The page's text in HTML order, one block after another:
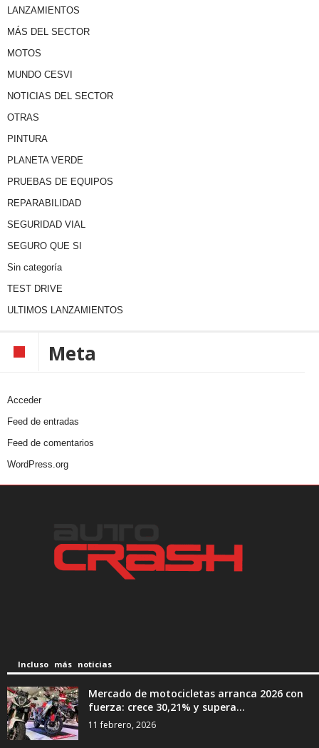
LANZAMIENTOS
MÁS DEL SECTOR
MOTOS
MUNDO CESVI
NOTICIAS DEL SECTOR
OTRAS
PINTURA
PLANETA VERDE
PRUEBAS DE EQUIPOS
REPARABILIDAD
SEGURIDAD VIAL
SEGURO QUE SI
Sin categoría
TEST DRIVE
ULTIMOS LANZAMIENTOS
Meta
Acceder
Feed de entradas
Feed de comentarios
WordPress.org
Incluso más noticias
Mercado de motocicletas arranca 2026 con
fuerza: crece 30,21% y supera...
11 febrero, 2026